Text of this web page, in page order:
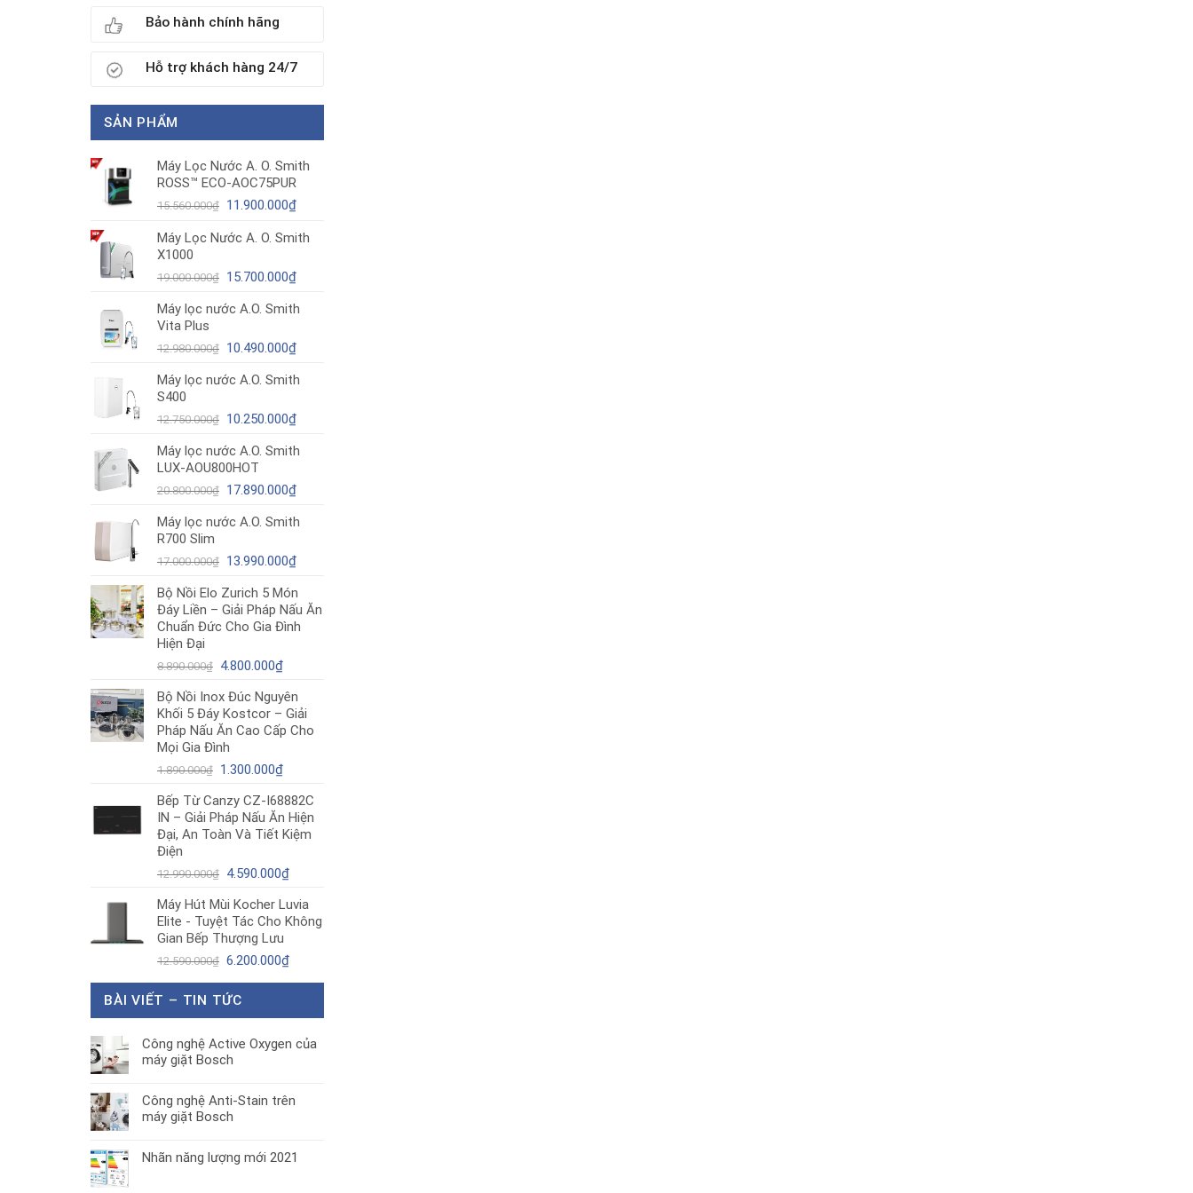
Bảo hành chính hãng
Hỗ trợ khách hàng 24/7
SẢN PHẨM
Máy Lọc Nước A. O. Smith
ROSS™ ECO-AOC75PUR
15.560.000₫ Giá
là:
11.900.000₫Giá
tại
11.900.000₫.
Máy Lọc Nước A. O. Smith
X1000
19.000.000₫ Giá
là:
15.700.000₫Giá
tại
15.700.000₫.
Máy lọc nước A.O. Smith
Vita Plus
12.980.000₫ Giá
là:
10.490.000₫Giá
tại
10.490.000₫.
Máy lọc nước A.O. Smith
S400
12.750.000₫ Giá
là:
12.750.000₫.
10.250.000₫Giá
tại
10.250.000₫.
Máy lọc nước A.O. Smith
LUX-AOU800HOT
20.800.000₫ Giá
là:
17.890.000₫Giá
tại
17.890.000₫.
Máy lọc nước A.O. Smith
R700 Slim
17.000.000₫ Giá
là:
17.000.000₫.
13.990.000₫Giá
tại
là:
13.990.000₫.
Bộ Nồi Elo Zurich 5 Món
Đáy Liền – Giải Pháp Nấu Ăn
Chuẩn Đức Cho Gia Đình
Hiện Đại
8.890.000₫ Giá
là:
8.890.000₫.
4.800.000₫Giá
tại
là:
4.800.000₫.
Bộ Nồi Inox Đúc Nguyên
Khối 5 Đáy Kostcor – Giải
Pháp Nấu Ăn Cao Cấp Cho
Mọi Gia Đình
1.890.000₫ Giá
là:
1.890.000₫.
1.300.000₫Giá
tại
là:
1.300.000₫.
Bếp Từ Canzy CZ-I68882C
IN – Giải Pháp Nấu Ăn Hiện
Đại, An Toàn Và Tiết Kiệm
Điện
12.990.000₫ Giá
là:
12.990.000₫.
4.590.000₫Giá
tại
là:
Máy Hút Mùi Kocher Luvia
Elite - Tuyệt Tác Cho Không
Gian Bếp Thượng Lưu
12.590.000₫ Giá
là:
6.200.000₫Giá
BÀI VIẾT – TIN TỨC
Công nghệ Active Oxygen của
máy giặt Bosch
Công nghệ Anti-Stain trên
máy giặt Bosch
Nhãn năng lượng mới 2021